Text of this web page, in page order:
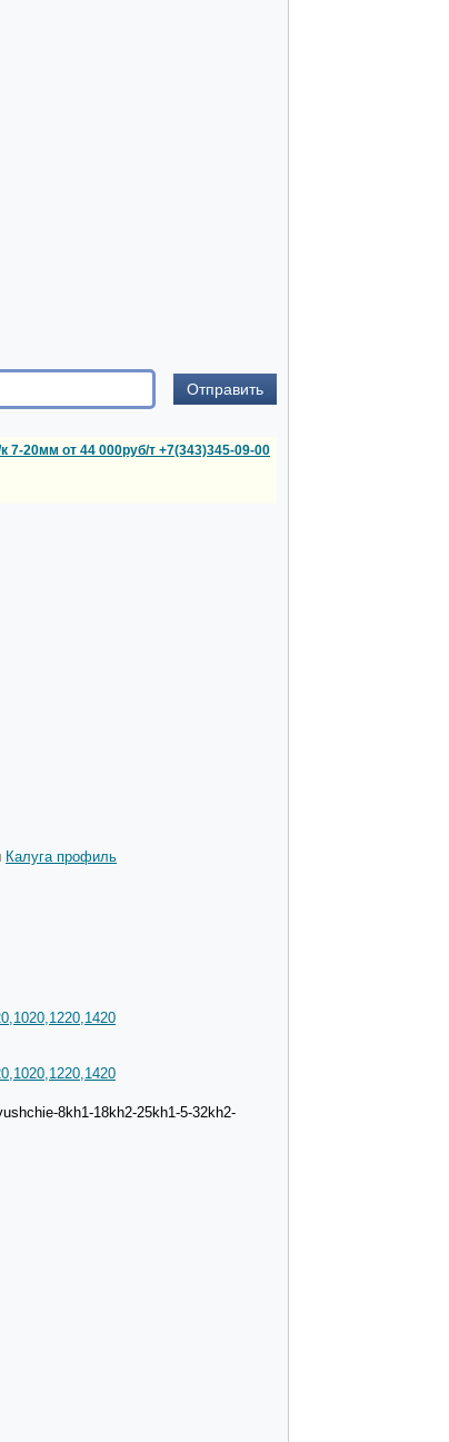
к 7-20мм от 44 000руб/т +7(343)345-09-00
Калуга профиль
8kh1-18kh2-25kh1-5-32kh2-